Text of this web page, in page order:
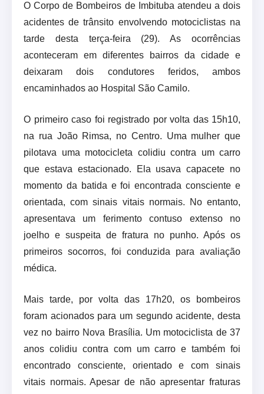
O Corpo de Bombeiros de Imbituba atendeu a dois
acidentes de trânsito envolvendo motociclistas na
tarde desta terça-feira (29). As ocorrências
aconteceram em diferentes bairros da cidade e
deixaram dois condutores feridos, ambos
encaminhados ao Hospital São Camilo.
O primeiro caso foi registrado por volta das 15h10,
na rua João Rimsa, no Centro. Uma mulher que
pilotava uma motocicleta colidiu contra um carro
que estava estacionado. Ela usava capacete no
momento da batida e foi encontrada consciente e
orientada, com sinais vitais normais. No entanto,
apresentava um ferimento contuso extenso no
joelho e suspeita de fratura no punho. Após os
primeiros socorros, foi conduzida para avaliação
médica.
Mais tarde, por volta das 17h20, os bombeiros
foram acionados para um segundo acidente, desta
vez no bairro Nova Brasília. Um motociclista de 37
anos colidiu contra com um carro e também foi
encontrado consciente, orientado e com sinais
vitais normais. Apesar de não apresentar fraturas